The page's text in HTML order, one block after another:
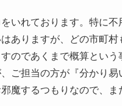
いれております。特に
ありますが、どの市町
のであくまで概算とい
ご担当の方が『分かり
魔するつもりなので、